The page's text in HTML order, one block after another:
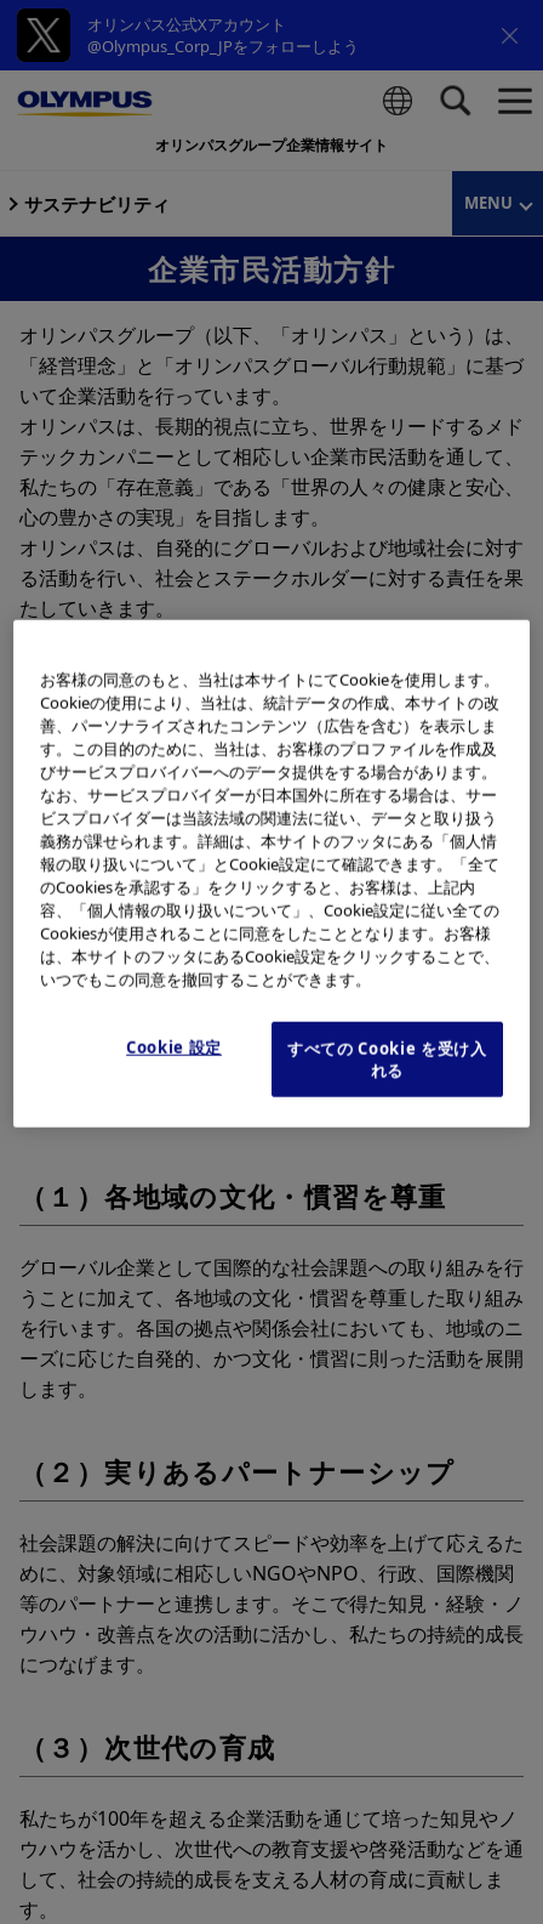
オリンパス公式Xアカウント
@Olympus_Corp_JPをフォローしよう
オリンパスグループ企業情報サイト
サステナビリティ MENU
企業市民活動方針
オリンパスグループ（以下、「オリンパス」という）は、
「経営理念」と「オリンパスグローバル行動規範」に基づ
いて企業活動を行っています。
オリンパスは、長期的視点に立ち、世界をリードするメド
テックカンパニーとして相応しい企業市民活動を通して、
私たちの「存在意義」である「世界の人々の健康と安心、
心の豊かさの実現」を目指します。
オリンパスは、自発的にグローバルおよび地域社会に対す
る活動を行い、社会とステークホルダーに対する責任を果
たしていきます。
1.重点とする領域と活動
企業市民活動（慈善寄付や助成を含む）は、「医療・健
康」、「科学・技術」を重点領域とし、グローバル及び地
域社会に対して実施されます。また、これらの重点領域に
加え、貧困や飢餓の低減などの人道的な慈善活動や、大規
模災害発生時の緊急支援活動、企業の社会的責任に基づく
地域社会への貢献活動にも取り組みます。実施に際して
は、社会的に公正で、かつ倫理規範を満たすよう配慮しま
す。
（１）各地域の文化・慣習を尊重
グローバル企業として国際的な社会課題への取り組みを行
うことに加えて、各地域の文化・慣習を尊重した取り組み
を行います。各国の拠点や関係会社においても、地域のニ
ーズに応じた自発的、かつ文化・慣習に則った活動を展開
します。
（２）実りあるパートナーシップ
社会課題の解決に向けてスピードや効率を上げて応えるた
めに、対象領域に相応しいNGOやNPO、行政、国際機関
等のパートナーと連携します。そこで得た知見・経験・ノ
ウハウ・改善点を次の活動に活かし、私たちの持続的成長
につなげます。
（３）次世代の育成
私たちが100年を超える企業活動を通じて培った知見やノ
ウハウを活かし、次世代への教育支援や啓発活動などを通
して、社会の持続的成長を支える人材の育成に貢献しま
す。
お客様の同意のもと、当社は本サイトにてCookieを使用します。
Cookieの使用により、当社は、統計データの作成、本サイトの改
善、パーソナライズされたコンテンツ（広告を含む）を表示しま
す。この目的のために、当社は、お客様のプロファイルを作成及
びサービスプロバイバーへのデータ提供をする場合があります。
なお、サービスプロバイダーが日本国外に所在する場合は、サー
ビスプロバイダーは当該法域の関連法に従い、データと取り扱う
義務が課せられます。詳細は、本サイトのフッタにある「個人情
報の取り扱いについて」とCookie設定にて確認できます。「全て
のCookiesを承認する」をクリックすると、お客様は、上記内
容、「個人情報の取り扱いについて」、Cookie設定に従い全ての
Cookiesが使用されることに同意をしたこととなります。お客様
は、本サイトのフッタにあるCookie設定をクリックすることで、
いつでもこの同意を撤回することができます。
Cookie 設定
すべての Cookie を受け入
れる